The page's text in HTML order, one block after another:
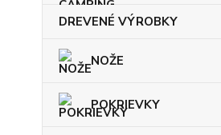
DREVENÉ VÝROBKY
NOŽE
POKRIEVKY